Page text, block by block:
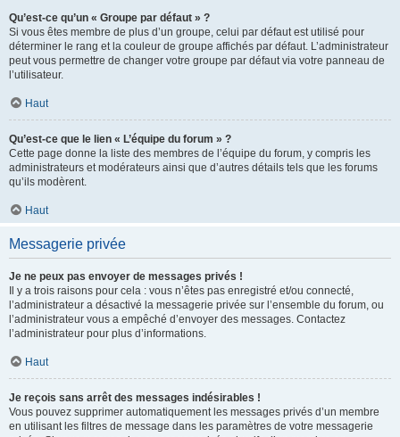
Qu’est-ce qu’un « Groupe par défaut » ?
Si vous êtes membre de plus d’un groupe, celui par défaut est utilisé pour
déterminer le rang et la couleur de groupe affichés par défaut. L’administrateur
peut vous permettre de changer votre groupe par défaut via votre panneau de
l’utilisateur.
Haut
Qu’est-ce que le lien « L’équipe du forum » ?
Cette page donne la liste des membres de l’équipe du forum, y compris les
administrateurs et modérateurs ainsi que d’autres détails tels que les forums
qu’ils modèrent.
Haut
Messagerie privée
Je ne peux pas envoyer de messages privés !
Il y a trois raisons pour cela : vous n’êtes pas enregistré et/ou connecté,
l’administrateur a désactivé la messagerie privée sur l’ensemble du forum, ou
l’administrateur vous a empêché d’envoyer des messages. Contactez
l’administrateur pour plus d’informations.
Haut
Je reçois sans arrêt des messages indésirables !
Vous pouvez supprimer automatiquement les messages privés d’un membre
en utilisant les filtres de message dans les paramètres de votre messagerie